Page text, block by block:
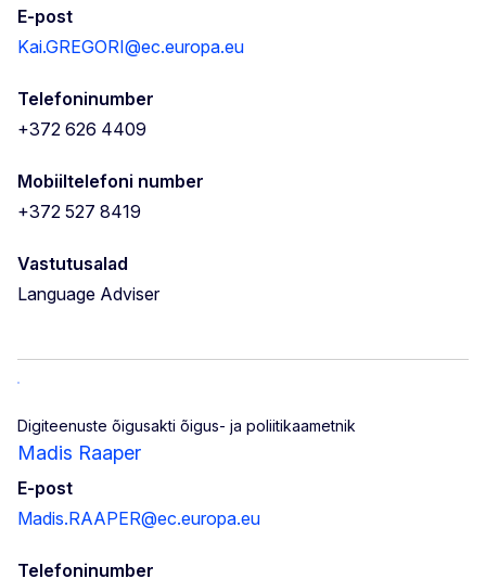
E-post
Kai.GREGORI@ec.europa.eu
Telefoninumber
+372 626 4409
Mobiiltelefoni number
+372 527 8419
Vastutusalad
Language Adviser
Digiteenuste õigusakti õigus- ja poliitikaametnik
Madis Raaper
E-post
Madis.RAAPER@ec.europa.eu
Telefoninumber